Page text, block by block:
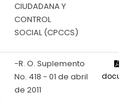
CIUDADANA Y
CONTROL
SOCIAL (CPCCS)
-R. O. Suplemento
No. 418 - 01 de abril
de 2011